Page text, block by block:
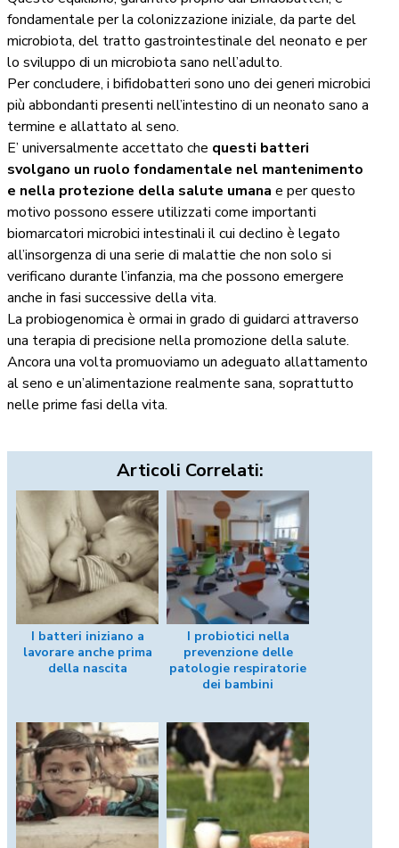
fondamentale per la colonizzazione iniziale, da parte del
microbiota, del tratto gastrointestinale del neonato e per
lo sviluppo di un microbiota sano nell’adulto.
Per concludere, i bifidobatteri sono uno dei generi microbici
più abbondanti presenti nell’intestino di un neonato sano a
termine e allattato al seno.
E’ universalmente accettato che questi batteri
svolgano un ruolo fondamentale nel mantenimento
e nella protezione della salute umana e per questo
motivo possono essere utilizzati come importanti
biomarcatori microbici intestinali il cui declino è legato
all’insorgenza di una serie di malattie che non solo si
verificano durante l’infanzia, ma che possono emergere
anche in fasi successive della vita.
La probiogenomica è ormai in grado di guidarci attraverso
una terapia di precisione nella promozione della salute.
Ancora una volta promuoviamo un adeguato allattamento
al seno e un’alimentazione realmente sana, soprattutto
nelle prime fasi della vita.
Articoli Correlati:
I batteri iniziano a
lavorare anche prima
della nascita
I probiotici nella
prevenzione delle
patologie respiratorie
dei bambini